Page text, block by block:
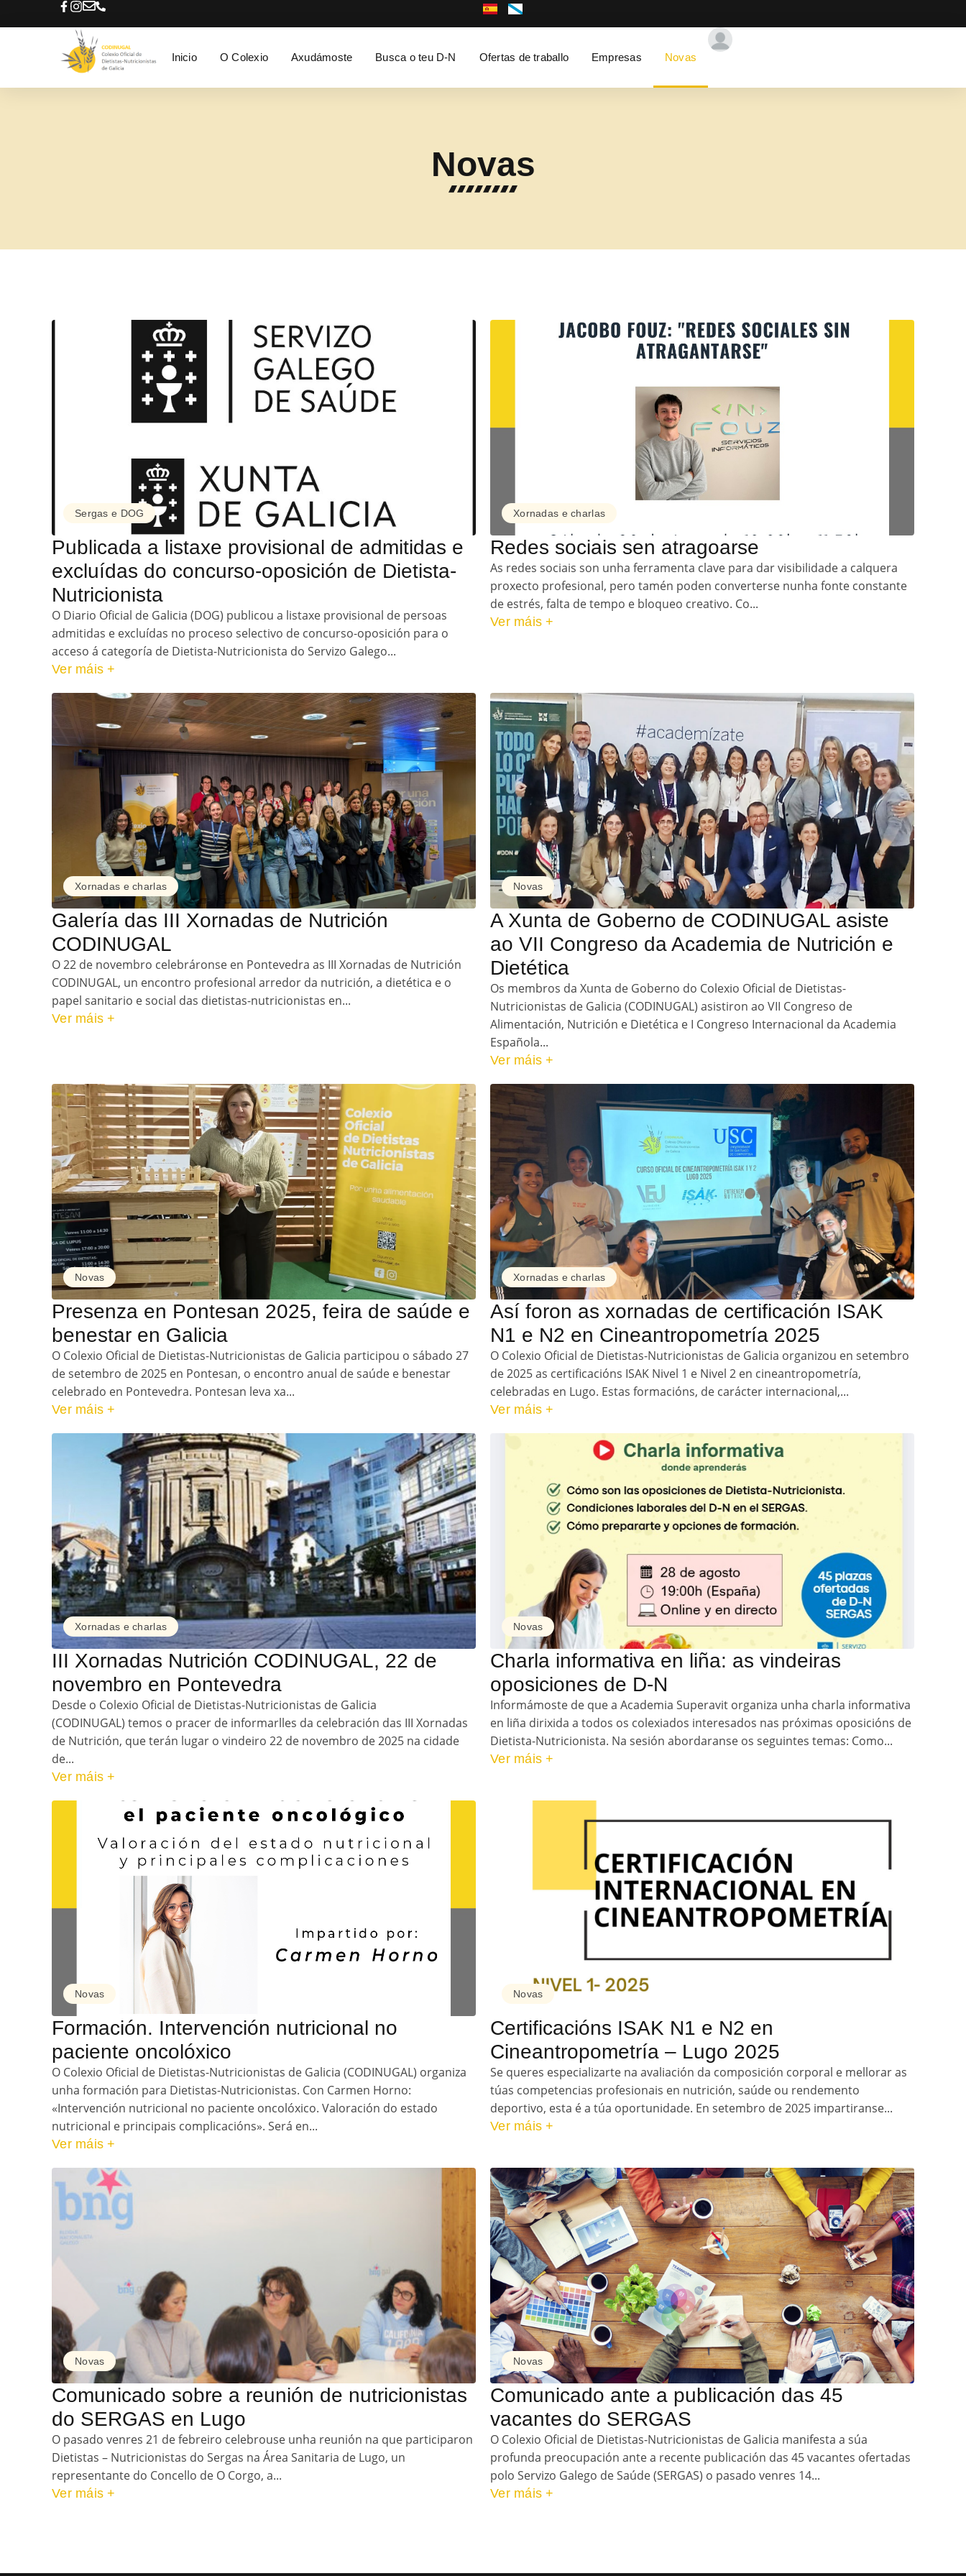
Inicio O Colexio Axudámoste Busca o teu D-N Ofertas de traballo Empresas Novas
Novas
Sergas e DOG
Publicada a listaxe provisional de admitidas e
excluídas do concurso-oposición de Dietista-
Nutricionista
O Diario Oficial de Galicia (DOG) publicou a listaxe provisional de persoas
admitidas e excluídas no proceso selectivo de concurso-oposición para o
acceso á categoría de Dietista-Nutricionista do Servizo Galego...
Ver máis +
Xornadas e charlas
Redes sociais sen atragoarse
As redes sociais son unha ferramenta clave para dar visibilidade a calquera
proxecto profesional, pero tamén poden converterse nunha fonte constante
de estrés, falta de tempo e bloqueo creativo. Co...
Ver máis +
Xornadas e charlas
Galería das III Xornadas de Nutrición
CODINUGAL
O 22 de novembro celebráronse en Pontevedra as III Xornadas de Nutrición
CODINUGAL, un encontro profesional arredor da nutrición, a dietética e o
papel sanitario e social das dietistas-nutricionistas en...
Ver máis +
Novas
A Xunta de Goberno de CODINUGAL asiste
ao VII Congreso da Academia de Nutrición e
Dietética
Os membros da Xunta de Goberno do Colexio Oficial de Dietistas-
Nutricionistas de Galicia (CODINUGAL) asistiron ao VII Congreso de
Alimentación, Nutrición e Dietética e I Congreso Internacional da Academia
Española...
Ver máis +
Novas
Presenza en Pontesan 2025, feira de saúde e
benestar en Galicia
O Colexio Oficial de Dietistas-Nutricionistas de Galicia participou o sábado 27
de setembro de 2025 en Pontesan, o encontro anual de saúde e benestar
celebrado en Pontevedra. Pontesan leva xa...
Ver máis +
Xornadas e charlas
Así foron as xornadas de certificación ISAK
N1 e N2 en Cineantropometría 2025
O Colexio Oficial de Dietistas-Nutricionistas de Galicia organizou en setembro
de 2025 as certificacións ISAK Nivel 1 e Nivel 2 en cineantropometría,
celebradas en Lugo. Estas formacións, de carácter internacional,...
Ver máis +
Xornadas e charlas
III Xornadas Nutrición CODINUGAL, 22 de
novembro en Pontevedra
Desde o Colexio Oficial de Dietistas-Nutricionistas de Galicia
(CODINUGAL) temos o pracer de informarlles da celebración das III Xornadas
de Nutrición, que terán lugar o vindeiro 22 de novembro de 2025 na cidade
de...
Ver máis +
Novas
Charla informativa en liña: as vindeiras
oposiciones de D-N
Informámoste de que a Academia Superavit organiza unha charla informativa
en liña dirixida a todos os colexiados interesados nas próximas oposicións de
Dietista-Nutricionista. Na sesión abordaranse os seguintes temas: Como...
Ver máis +
Novas
Formación. Intervención nutricional no
paciente oncolóxico
O Colexio Oficial de Dietistas-Nutricionistas de Galicia (CODINUGAL) organiza
unha formación para Dietistas-Nutricionistas. Con Carmen Horno:
«Intervención nutricional no paciente oncolóxico. Valoración do estado
nutricional e principais complicacións». Será en...
Ver máis +
Novas
Certificacións ISAK N1 e N2 en
Cineantropometría – Lugo 2025
Se queres especializarte na avaliación da composición corporal e mellorar as
túas competencias profesionais en nutrición, saúde ou rendemento
deportivo, esta é a túa oportunidade. En setembro de 2025 impartiranse...
Ver máis +
Novas
Comunicado sobre a reunión de nutricionistas
do SERGAS en Lugo
O pasado venres 21 de febreiro celebrouse unha reunión na que participaron
Dietistas – Nutricionistas do Sergas na Área Sanitaria de Lugo, un
representante do Concello de O Corgo, a...
Ver máis +
Novas
Comunicado ante a publicación das 45
vacantes do SERGAS
O Colexio Oficial de Dietistas-Nutricionistas de Galicia manifesta a súa
profunda preocupación ante a recente publicación das 45 vacantes ofertadas
polo Servizo Galego de Saúde (SERGAS) o pasado venres 14...
Ver máis +